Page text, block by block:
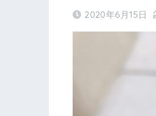
2020年6月15日